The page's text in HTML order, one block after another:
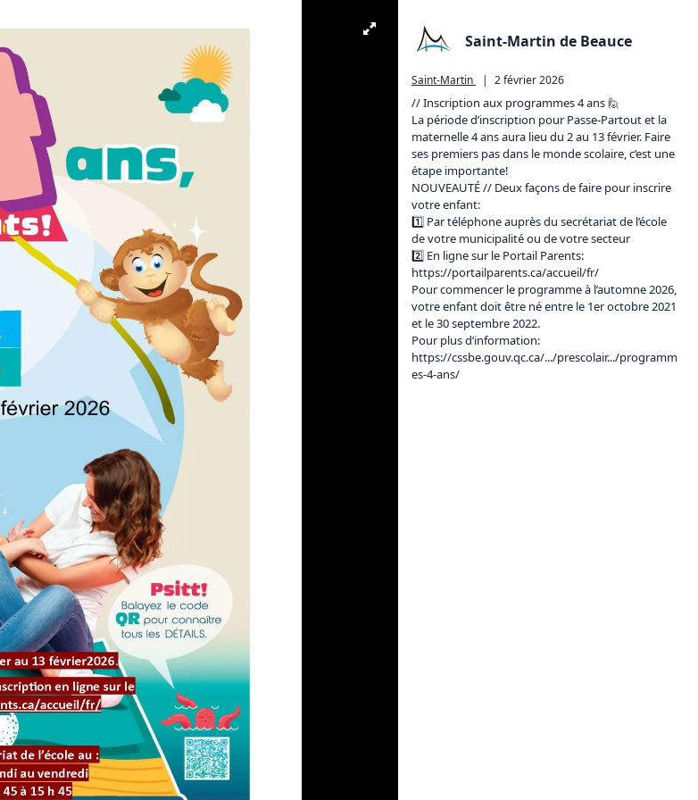
Saint-Martin de Beauce
Saint-Martin | 2 février 2026
// Inscription aux programmes 4 ans 🙋
La période d’inscription pour Passe-Partout et la
maternelle 4 ans aura lieu du 2 au 13 février. Faire
ses premiers pas dans le monde scolaire, c’est une
étape importante!
NOUVEAUTÉ // Deux façons de faire pour inscrire
votre enfant:
1️⃣ Par téléphone auprès du secrétariat de l’école
de votre municipalité ou de votre secteur
2️⃣ En ligne sur le Portail Parents:
https://portailparents.ca/accueil/fr/
Pour commencer le programme à l’automne 2026,
votre enfant doit être né entre le 1er octobre 2021
et le 30 septembre 2022.
Pour plus d’information:
https://cssbe.gouv.qc.ca/.../prescolair.../programm
es-4-ans/